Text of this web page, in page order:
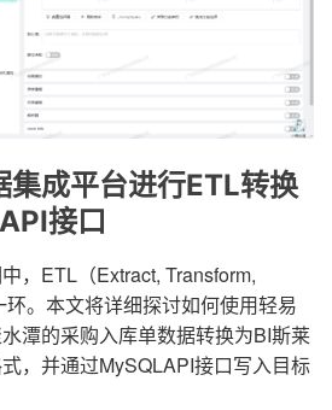
集成平台进行ETL转换
接口
，ETL（Extract, Transform,
。本文将详细探讨如何使用轻易
潭的采购入库单数据转换为BI斯莱
，并通过MySQLAPI接口写入目标